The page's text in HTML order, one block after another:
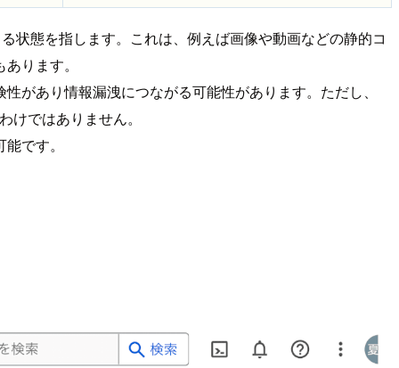
状態を指します。これは、例えば画像や動画などの静的コ
ります。
があり情報漏洩につながる可能性があります。ただし、
ではありません。
です。